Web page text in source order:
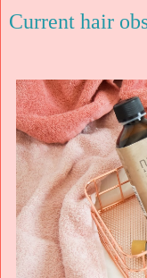
Current hair